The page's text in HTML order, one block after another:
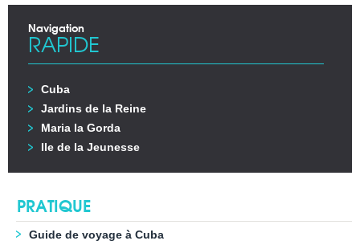
Navigation
RAPIDE
Cuba
Jardins de la Reine
Maria la Gorda
Ile de la Jeunesse
PRATIQUE
Guide de voyage à Cuba